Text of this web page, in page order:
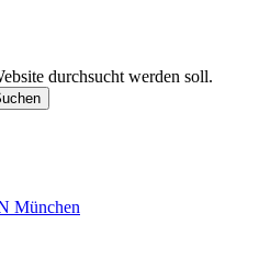
durchsucht werden soll.